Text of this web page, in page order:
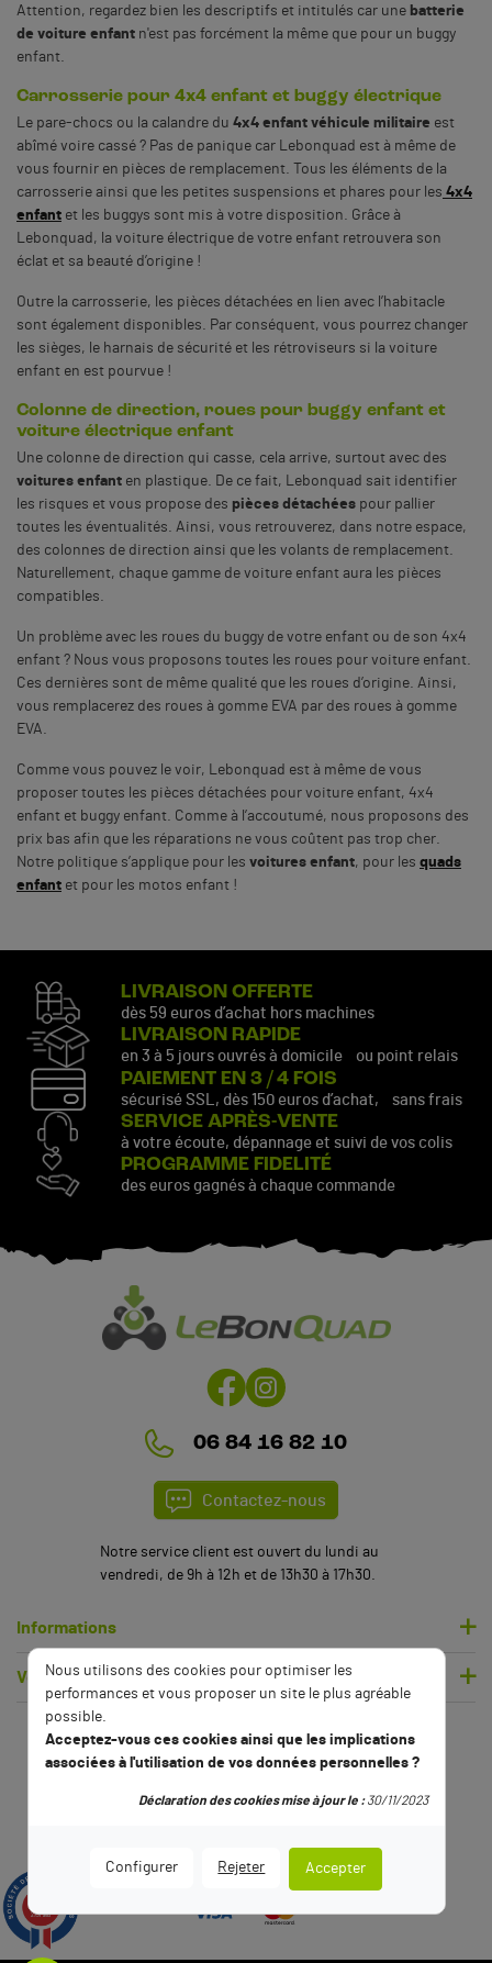
Attention, regardez bien les descriptifs et intitulés car une batterie
de voiture enfant n'est pas forcément la même que pour un buggy
enfant.
Carrosserie pour 4x4 enfant et buggy électrique
Le pare-chocs ou la calandre du 4x4 enfant véhicule militaire est
abîmé voire cassé ? Pas de panique car Lebonquad est à même de
vous fournir en pièces de remplacement. Tous les éléments de la
carrosserie ainsi que les petites suspensions et phares pour les 4x4
enfant et les buggys sont mis à votre disposition. Grâce à
Lebonquad, la voiture électrique de votre enfant retrouvera son
éclat et sa beauté d’origine !
Outre la carrosserie, les pièces détachées en lien avec l’habitacle
sont également disponibles. Par conséquent, vous pourrez changer
les sièges, le harnais de sécurité et les rétroviseurs si la voiture
enfant en est pourvue !
Colonne de direction, roues pour buggy enfant et
voiture électrique enfant
Une colonne de direction qui casse, cela arrive, surtout avec des
voitures enfant en plastique. De ce fait, Lebonquad sait identifier
les risques et vous propose des pièces détachées pour pallier
toutes les éventualités. Ainsi, vous retrouverez, dans notre espace,
des colonnes de direction ainsi que les volants de remplacement.
Naturellement, chaque gamme de voiture enfant aura les pièces
compatibles.
Un problème avec les roues du buggy de votre enfant ou de son 4x4
enfant ? Nous vous proposons toutes les roues pour voiture enfant.
Ces dernières sont de même qualité que les roues d’origine. Ainsi,
vous remplacerez des roues à gomme EVA par des roues à gomme
EVA.
Comme vous pouvez le voir, Lebonquad est à même de vous
proposer toutes les pièces détachées pour voiture enfant, 4x4
enfant et buggy enfant. Comme à l’accoutumé, nous proposons des
prix bas afin que les réparations ne vous coûtent pas trop cher.
Notre politique s’applique pour les voitures enfant, pour les quads
enfant et pour les motos enfant !
LIVRAISON OFFERTE
dès 59 euros d’achat hors machines
LIVRAISON RAPIDE
en 3 à 5 jours ouvrés à domicile ou point relais
PAIEMENT EN 3 / 4 FOIS
sécurisé SSL, dès 150 euros d’achat, sans frais
SERVICE APRÈS-VENTE
à votre écoute, dépannage et suivi de vos colis
PROGRAMME FIDELITÉ
des euros gagnés à chaque commande
06 84 16 82 10
Contactez-nous
Notre service client est ouvert du lundi au
vendredi, de 9h à 12h et de 13h30 à 17h30.
Informations
Votre compte
Nous utilisons des cookies pour optimiser les
performances et vous proposer un site le plus agréable
possible.
Acceptez-vous ces cookies ainsi que les implications
associées à l'utilisation de vos données personnelles ?
Configurer Rejeter Accepter
Déclaration des cookies mise à jour le :30/11/2023
9.5
2791 avis